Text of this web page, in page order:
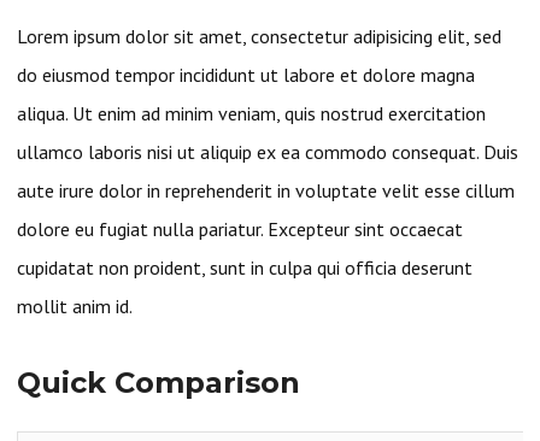
Lorem ipsum dolor sit amet, consectetur adipisicing elit, sed
do eiusmod tempor incididunt ut labore et dolore magna
aliqua. Ut enim ad minim veniam, quis nostrud exercitation
ullamco laboris nisi ut aliquip ex ea commodo consequat. Duis
aute irure dolor in reprehenderit in voluptate velit esse cillum
dolore eu fugiat nulla pariatur. Excepteur sint occaecat
cupidatat non proident, sunt in culpa qui officia deserunt
mollit anim id.
Quick Comparison